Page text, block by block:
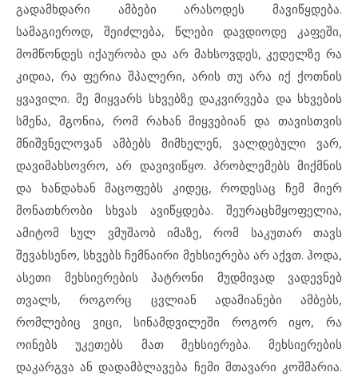
გადამხდარი ამბები არასოდეს მავიწყდება.
სამაგიეროდ, შეიძლება, წლები დავდიოდე კაფეში,
მომწონდეს იქაურობა და არ მახსოვდეს, კედელზე რა
კიდია, რა ფერია შპალერი, არის თუ არა იქ ქოთნის
ყვავილი. მე მიყვარს სხვებზე დაკვირვება და სხვების
სმენა, მგონია, რომ რახან მიყვებიან და თავისთვის
მნიშვნელოვან ამბებს მიმხელენ, ვალდებული ვარ,
დავიმახსოვრო, არ დავივიწყო. პრობლემებს მიქმნის
და ხანდახან მაცოფებს კიდეც, როდესაც ჩემ მიერ
მონათხრობი სხვას ავიწყდება. შეურაცხმყოფელია,
ამიტომ სულ ვმუშაობ იმაზე, რომ საკუთარ თავს
შევახსენო, სხვებს ჩემნაირი მეხსიერება არ აქვთ. ჰოდა,
ასეთი მეხსიერების პატრონი მუდმივად ვადევნებ
თვალს, როგორც ცვლიან ადამიანები ამბებს,
რომლებიც ვიცი, სინამდვილეში როგორ იყო, რა
ოინებს უკეთებს მათ მეხსიერება. მეხსიერების
დაკარგვა ან დადამბლავება ჩემი მთავარი კოშმარია.